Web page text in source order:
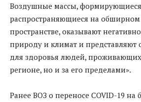
Воздушные массы, формирующиеся
распространяющиеся на обширном
пространстве, оказывают
природу и климат и представляют
для здоровья людей,
регионе, но и за его пределами».
Ранее ВОЗ о переносе COVID-19 на